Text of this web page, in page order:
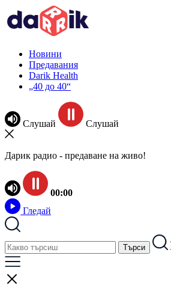
Новини
Предавания
Darik Health
„40 до 40“
Слушай Слушай
Дарик радио - предаване на живо!
00:00
Гледай